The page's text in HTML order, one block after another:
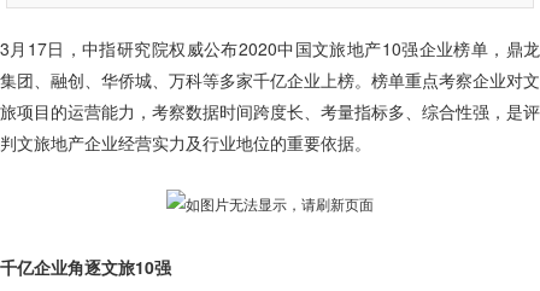
3月17日，中指研究院权威公布2020中国文旅地产10强企业榜单，鼎龙
集团、融创、华侨城、万科等多家千亿企业上榜。榜单重点考察企业对文
旅项目的运营能力，考察数据时间跨度长、考量指标多、综合性强，是评
判文旅地产企业经营实力及行业地位的重要依据。
千亿企业角逐文旅10强